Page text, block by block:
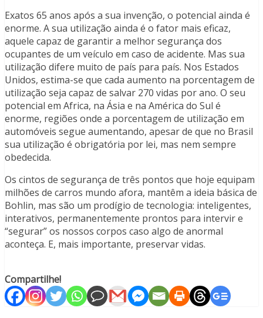
Exatos 65 anos após a sua invenção, o potencial ainda é
enorme. A sua utilização ainda é o fator mais eficaz,
aquele capaz de garantir a melhor segurança dos
ocupantes de um veículo em caso de acidente. Mas sua
utilização difere muito de país para país. Nos Estados
Unidos, estima-se que cada aumento na porcentagem de
utilização seja capaz de salvar 270 vidas por ano. O seu
potencial em Africa, na Ásia e na América do Sul é
enorme, regiões onde a porcentagem de utilização em
automóveis segue aumentando, apesar de que no Brasil
sua utilização é obrigatória por lei, mas nem sempre
obedecida.
Os cintos de segurança de três pontos que hoje equipam
milhões de carros mundo afora, mantêm a ideia básica de
Bohlin, mas são um prodígio de tecnologia: inteligentes,
interativos, permanentemente prontos para intervir e
“segurar” os nossos corpos caso algo de anormal
aconteça. E, mais importante, preservar vidas.
Compartilhe!